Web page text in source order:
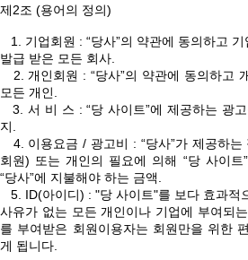
제2조 (용어의 정의)
1. 기업회원 : “당사”의 약관에 동의하고
발급 받은 모든 회사.
2. 개인회원 : “당사”의 약관에 동의하고
모든 개인.
3. 서 비 스 : “당 사이트”에 제공하는 광
지.
4. 이용요금 / 광고비 : “당사”가 제공하는
회원) 또는 개인의 필요에 의해 “당 사이트
“당사”에 지불해야 하는 금액.
5. ID(아이디) : "당 사이트"를 보다 효과적
사유가 없는 모든 개인이나 기업에 부여되
를 부여받은 회원이용자는 회원만을 위한
게 됩니다.